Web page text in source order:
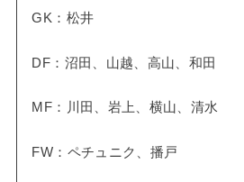
GK：松井
DF：沼田、山越、高山、和田
MF：川田、岩上、横山、清水
FW：ペチュニク、播戸